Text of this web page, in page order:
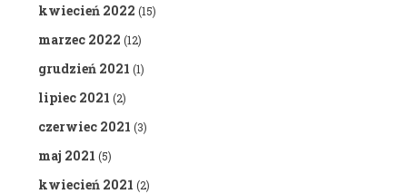
kwiecień 2022 (15)
marzec 2022 (12)
grudzień 2021 (1)
lipiec 2021 (2)
czerwiec 2021 (3)
maj 2021 (5)
kwiecień 2021 (2)